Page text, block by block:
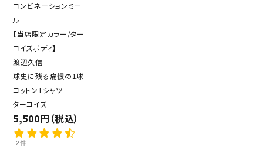
コンビネーションミー
ル
【当店限定カラー/ター
コイズボディ】
渡辺久信
球史に残る痛恨の1球
コットンTシャツ
ターコイズ
5,500円（税込）
2件